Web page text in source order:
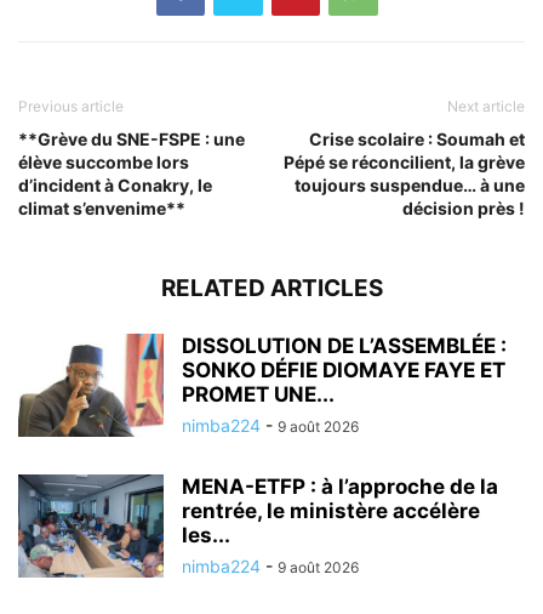
Previous article
**Grève du SNE-FSPE : une
élève succombe lors
d’incident à Conakry, le
climat s’envenime**
Next article
Crise scolaire : Soumah et
Pépé se réconcilient, la grève
toujours suspendue… à une
décision près !
RELATED ARTICLES
DISSOLUTION DE L’ASSEMBLÉE :
SONKO DÉFIE DIOMAYE FAYE ET
PROMET UNE...
nimba224 - 9 août 2026
MENA-ETFP : à l’approche de la
rentrée, le ministère accélère
les...
nimba224 - 9 août 2026